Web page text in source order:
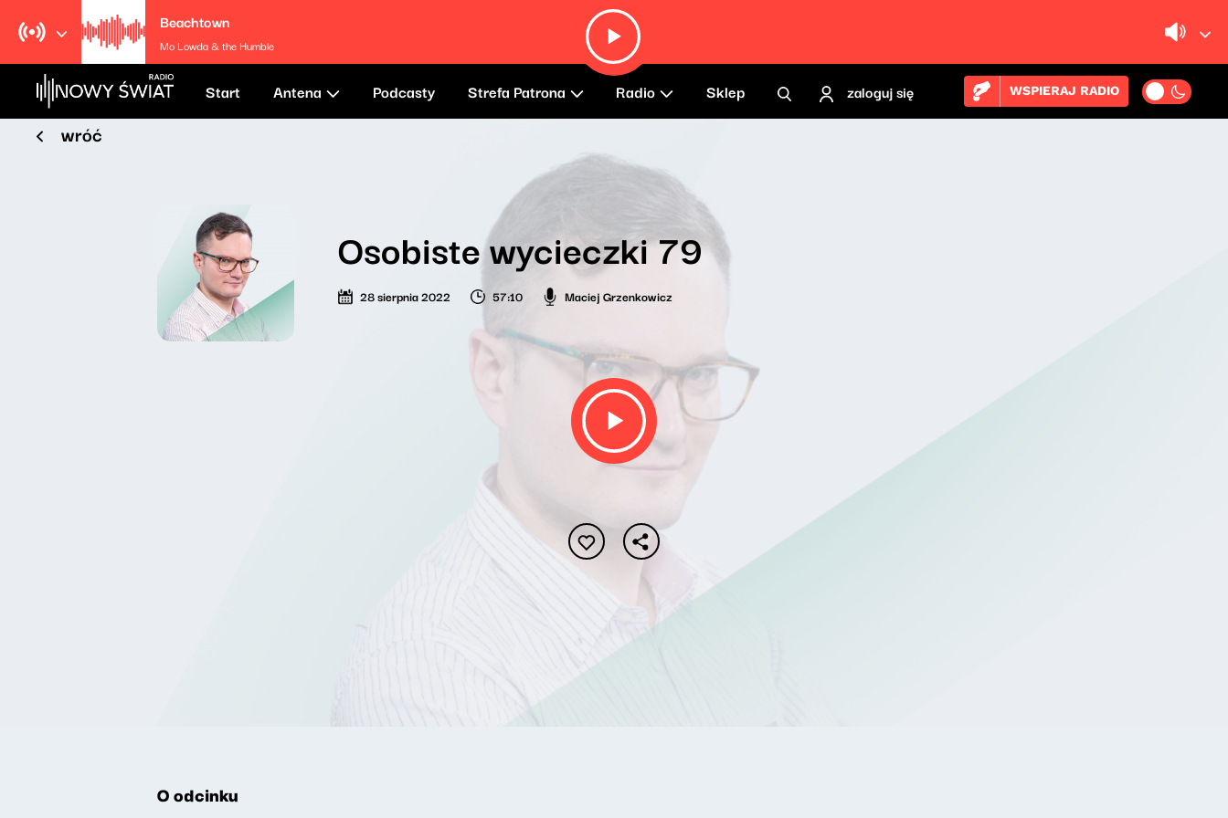
Beachtown
Mo Lowda & the Humble
Start Antena Podcasty Strefa Patrona Radio Sklep zaloguj się WSPIERAJ RADIO
wróć
Osobiste wycieczki 79
28 sierpnia 2022 57:10 Maciej Grzenkowicz
O odcinku